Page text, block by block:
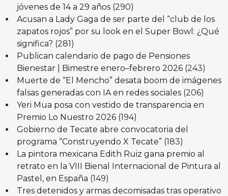
jóvenes de 14 a 29 años (290)
Acusan a Lady Gaga de ser parte del “club de los
zapatos rojos” por su look en el Super Bowl: ¿Qué
significa? (281)
Publican calendario de pago de Pensiones
Bienestar | Bimestre enero–febrero 2026 (243)
Muerte de “El Mencho” desata boom de imágenes
falsas generadas con IA en redes sociales (206)
Yeri Mua posa con vestido de transparencia en
Premio Lo Nuestro 2026 (194)
Gobierno de Tecate abre convocatoria del
programa “Construyendo X Tecate” (183)
La pintora mexicana Edith Ruiz gana premio al
retrato en la VIII Bienal Internacional de Pintura al
Pastel, en España (149)
Tres detenidos y armas decomisadas tras operativo